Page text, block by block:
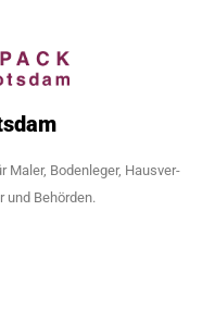
Maler, Bodenleger, Hausver­
und Behörden.